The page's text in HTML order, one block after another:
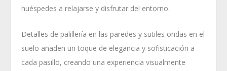
huéspedes a relajarse y disfrutar del entorno.
Detalles de palillería en las paredes y sutiles ondas en el
suelo añaden un toque de elegancia y sofisticación a
cada pasillo, creando una experiencia visualmente